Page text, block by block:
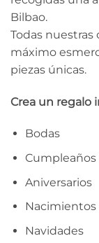
Bilbao.
Todas nuestras
máximo
piezas únicas.
Crea un regalo
Bodas
Cumpleaños
Aniversarios
Nacimientos
Navidades